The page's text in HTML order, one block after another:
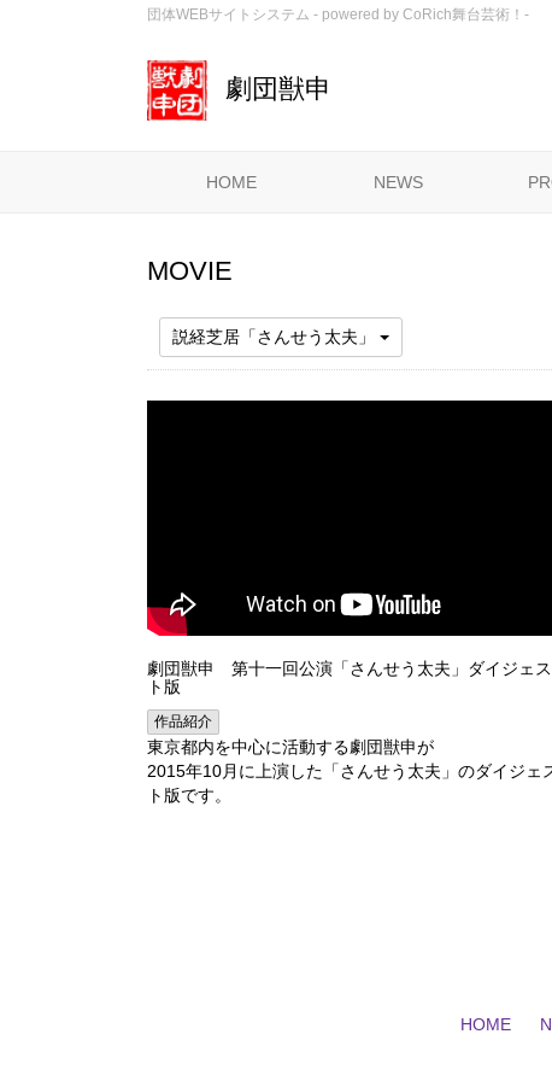
団体WEBサイトシステム - powered by CoRich舞台芸術！-
劇団獣申
HOME NEWS
MOVIE
説経芝居「さんせう太夫」
劇団獣申 第十一回公演「さんせう太夫」ダイジェス
ト版
作品紹介
東京都内を中心に活動する劇団獣申が
2015年10月に上演した「さんせう太夫」のダイジェ
ト版です。
HOME